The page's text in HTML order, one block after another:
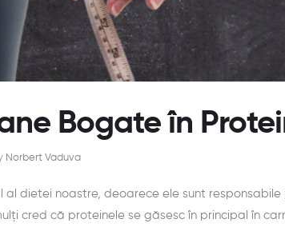
Bogate în
Norbert Vaduva
al dietei noastre, deoarece ele sunt
cred că proteinele se găsesc în principal în